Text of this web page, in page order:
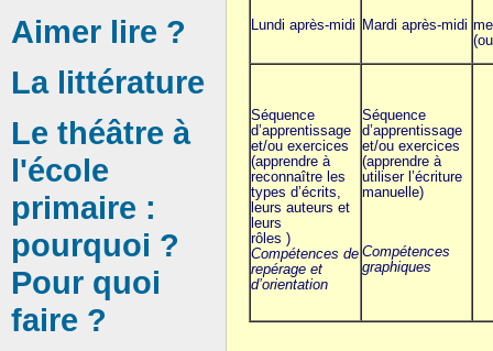
Lundi après-midi Mardi après-midi
Séquence
d’apprentissage
et/ou exercices
(apprendre à
reconnaître les
types d’écrits,
leurs auteurs et
leurs
rôles )
Compétences de
repérage et
d’orientation
Séquence
d’apprentissage
et/ou exercices
(apprendre à
utiliser l’écriture
manuelle)
Compétences
graphiques
Aimer lire ?
La littérature
Le théâtre à
l'école
primaire :
pourquoi ?
Pour quoi
faire ?